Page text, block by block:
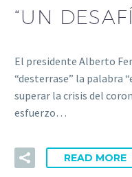
“UN
El presidente Alberto
“desterrase” la palabra
superar la crisis del
esfuerzo…
READ MORE